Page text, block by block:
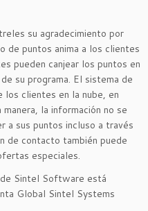
su agradecimiento por
de puntos anima a los clientes
pueden canjear los puntos en
su programa. El sistema de
los clientes en la nube, en
la información no se
a sus puntos incluso a través
de contacto también puede
especiales.
de Sintel Software está
Global Sintel Systems